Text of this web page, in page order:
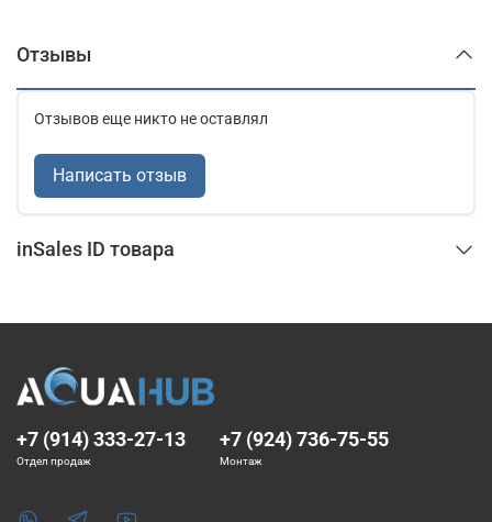
Отзывы
Отзывов еще никто не оставлял
Написать отзыв
inSales ID товара
+7 (914) 333-27-13
Отдел продаж
+7 (924) 736-75-55
Монтаж